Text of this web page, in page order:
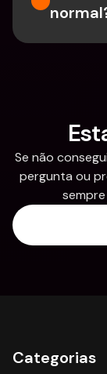
Se não
pergunta ou
Categorias